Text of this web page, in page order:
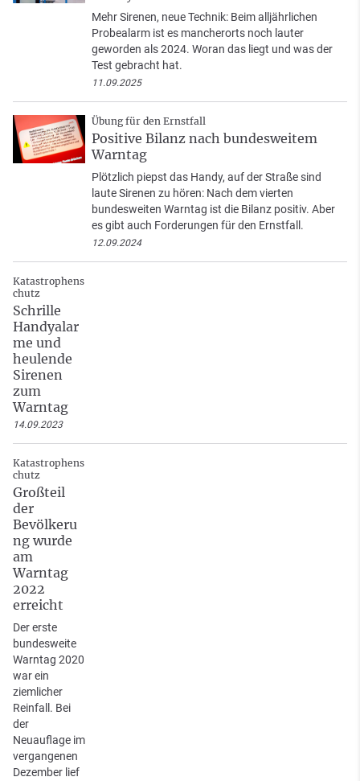
Mehr Sirenen, neue Technik: Beim alljährlichen
Probealarm ist es mancherorts noch lauter
geworden als 2024. Woran das liegt und was der
Test gebracht hat.
11.09.2025
Übung für den Ernstfall
Positive Bilanz nach bundesweitem
Warntag
Plötzlich piepst das Handy, auf der Straße sind
laute Sirenen zu hören: Nach dem vierten
bundesweiten Warntag ist die Bilanz positiv. Aber
es gibt auch Forderungen für den Ernstfall.
12.09.2024
Katastrophens
chutz
Schrille
Handyalar
me und
heulende
Sirenen
zum
Warntag
14.09.2023
Katastrophens
chutz
Großteil
der
Bevölkeru
ng wurde
am
Warntag
2022
erreicht
Der erste
bundesweite
Warntag 2020
war ein
ziemlicher
Reinfall. Bei
der
Neuauflage im
vergangenen
Dezember lief